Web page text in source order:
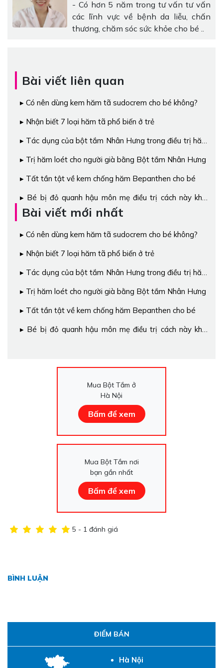
- Có hơn 5 năm trong tư vấn tư vấn
các lĩnh vực về bệnh da liễu, chấn
thương, chăm sóc sức khỏe cho bé ..
Bài viết liên quan
Có nên dùng kem hăm tã sudocrem cho bé không?
Nhận biết 7 loại hăm tã phổ biến ở trẻ
Tác dụng của bột tắm Nhân Hưng trong điều trị hăm
Trị hăm loét cho người già bằng Bột tắm Nhân Hưng
Tất tần tật về kem chống hăm Bepanthen cho bé
Bé bị đỏ quanh hậu môn mẹ điều trị cách này khỏi
ngay
Bài viết mới nhất
Có nên dùng kem hăm tã sudocrem cho bé không?
Nhận biết 7 loại hăm tã phổ biến ở trẻ
Tác dụng của bột tắm Nhân Hưng trong điều trị hăm
Trị hăm loét cho người già bằng Bột tắm Nhân Hưng
Tất tần tật về kem chống hăm Bepanthen cho bé
Bé bị đỏ quanh hậu môn mẹ điều trị cách này khỏi
Mua Bột Tắm ở
Hà Nội
Bấm để xem
Mua Bột Tắm nơi
bạn gần nhất
Bấm để xem
5 - 1 đánh giá
BÌNH LUẬN
ĐIỂM BÁN
Hà Nội